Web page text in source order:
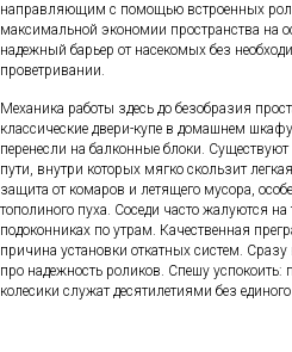
направляющим с помощью встроенных
максимальной экономии пространства на
надежный барьер от насекомых без
проветривании.
Механика работы здесь до безобразия
классические двери-купе в домашнем
перенесли на балконные блоки.
пути, внутри которых мягко скользит
защита от комаров и летящего мусора,
тополиного пуха. Соседи часто жалуются
подоконниках по утрам. Качественная
причина установки откатных систем.
про надежность роликов. Спешу
колесики служат десятилетиями без